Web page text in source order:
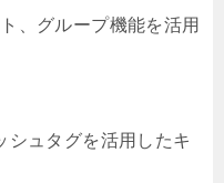
、グループ機能を活用
シュタグを活用したキ